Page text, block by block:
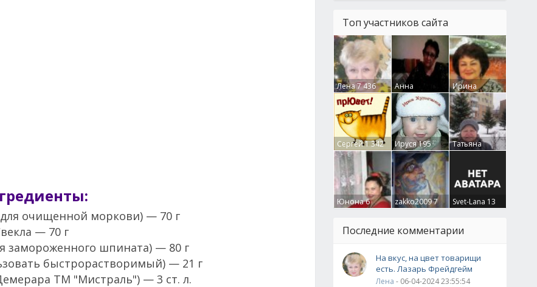
очищенной моркови) — 70 г
— 70 г
замороженного шпината) — 80 г
быстрорастворимый) — 21 г
ТМ "Мистраль") — 3 ст. л.
Топ участников сайта
Лена7 436
Анна
Гумлевая0
Ирина
Бруцкая41
Сергей1 342 Ируся195
Татьяна
Крючкова0
Юнона6 zakko20097 Svet-Lana 13
Последние комментарии
На вкус, на цвет товарищи
есть. Лазарь Фрейдгейм
Лена - 06-04-2024 23:55:54